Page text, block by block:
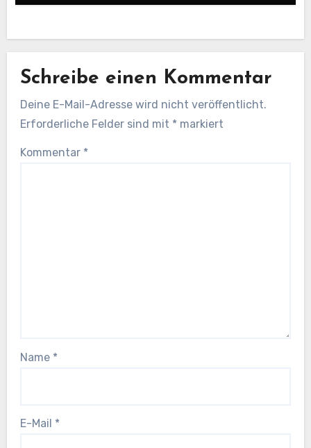
Schreibe einen Kommentar
Deine E-Mail-Adresse wird nicht veröffentlicht.
Erforderliche Felder sind mit * markiert
Kommentar *
Name *
E-Mail *